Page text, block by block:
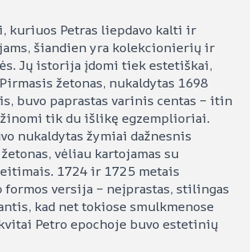
kuriuos Petras liepdavo kalti ir
šiandien yra kolekcionierių ir
Jų istorija įdomi tiek estetiškai,
žetonas, nukaldytas 1698
buvo paprastas varinis centas – itin
tik du išlikę egzemplioriai.
nukaldytas žymiai dažnesnis
vėliau kartojamas su
1724 ir 1725 metais
formos versija – neįprastas, stilingas
kad net tokiose smulkmenose
Petro epochoje buvo estetinių